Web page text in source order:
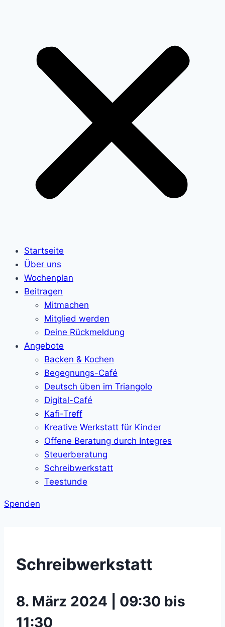
Startseite
Über uns
Wochenplan
Beitragen
Mitmachen
Mitglied werden
Deine Rückmeldung
Angebote
Backen & Kochen
Begegnungs-Café
Deutsch üben im Triangolo
Digital-Café
Kafi-Treff
Kreative Werkstatt für Kinder
Offene Beratung durch Integres
Steuerberatung
Schreibwerkstatt
Teestunde
Spenden
Schreibwerkstatt
8. März 2024 | 09:30 bis
11:30